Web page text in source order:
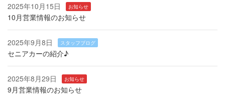
2025年10月15日 お知らせ
10月営業情報のお知らせ
2025年9月8日 スタッフブログ
セニアカーの紹介♪
2025年8月29日 お知らせ
9月営業情報のお知らせ